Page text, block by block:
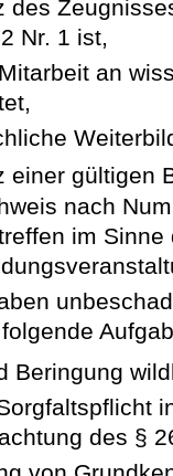
des
Nr. 1 ist,
an
einer gültigen
nach
im
Beringung
des §